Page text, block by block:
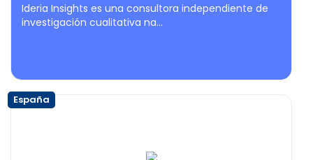
Ideria Insights es una consultora independiente de
investigación cualitativa na...
España